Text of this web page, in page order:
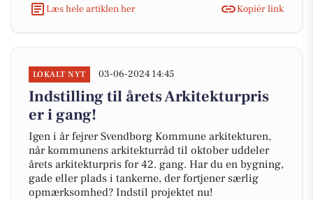
Læs hele artiklen her
Kopiér link
LOKALT NYT 03-06-2024 14:45
Indstilling til årets Arkitekturpris
er i gang!
Igen i år fejrer Svendborg Kommune arkitekturen,
når kommunens arkitekturråd til oktober uddeler
årets arkitekturpris for 42. gang. Har du en bygning,
gade eller plads i tankerne, der fortjener særlig
opmærksomhed? Indstil projektet nu!